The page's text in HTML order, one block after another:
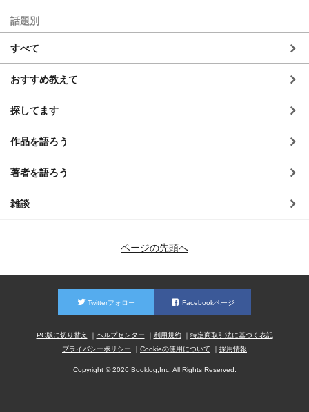
話題別
すべて
おすすめ教えて
探してます
作品を語ろう
著者を語ろう
雑談
ページの先頭へ
Twitterフォロー Facebookページ
PC版に切り替え ヘルプセンター 利用規約
特定商取引法に基づく表記
プライバシーポリシー
Cookieの使用について 採用情報
Copyright © 2026 Booklog,Inc. All Rights Reserved.